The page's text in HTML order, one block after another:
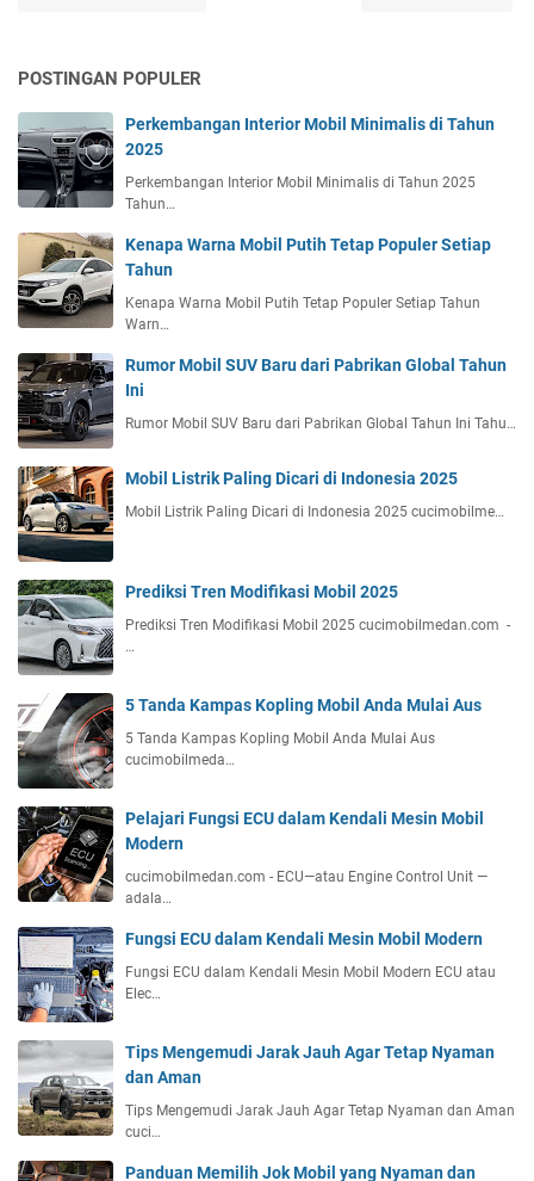
POSTINGAN POPULER
Perkembangan Interior Mobil Minimalis di Tahun
2025
Perkembangan Interior Mobil Minimalis di Tahun 2025
Tahun…
Kenapa Warna Mobil Putih Tetap Populer Setiap
Tahun
Kenapa Warna Mobil Putih Tetap Populer Setiap Tahun
Warn…
Rumor Mobil SUV Baru dari Pabrikan Global Tahun
Ini
Rumor Mobil SUV Baru dari Pabrikan Global Tahun Ini Tahu…
Mobil Listrik Paling Dicari di Indonesia 2025
Mobil Listrik Paling Dicari di Indonesia 2025 cucimobilme…
Prediksi Tren Modifikasi Mobil 2025
Prediksi Tren Modifikasi Mobil 2025 cucimobilmedan.com -
…
5 Tanda Kampas Kopling Mobil Anda Mulai Aus
5 Tanda Kampas Kopling Mobil Anda Mulai Aus
cucimobilmeda…
Pelajari Fungsi ECU dalam Kendali Mesin Mobil
Modern
cucimobilmedan.com - ECU—atau Engine Control Unit —
adala…
Fungsi ECU dalam Kendali Mesin Mobil Modern
Fungsi ECU dalam Kendali Mesin Mobil Modern ECU atau
Elec…
Tips Mengemudi Jarak Jauh Agar Tetap Nyaman
dan Aman
Tips Mengemudi Jarak Jauh Agar Tetap Nyaman dan Aman
cuci…
Panduan Memilih Jok Mobil yang Nyaman dan